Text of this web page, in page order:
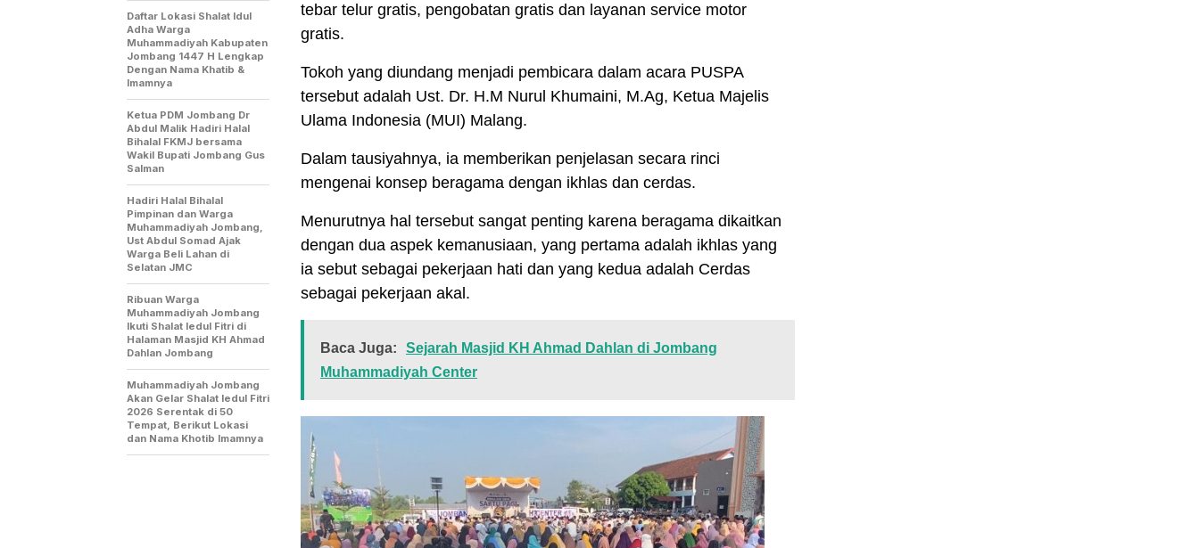
tebar telur gratis, pengobatan gratis dan layanan service motor
gratis.
Tokoh yang diundang menjadi pembicara dalam acara PUSPA
tersebut adalah Ust. Dr. H.M Nurul Khumaini, M.Ag, Ketua Majelis
Ulama Indonesia (MUI) Malang.
Dalam tausiyahnya, ia memberikan penjelasan secara rinci
mengenai konsep beragama dengan ikhlas dan cerdas.
Menurutnya hal tersebut sangat penting karena beragama dikaitkan
dengan dua aspek kemanusiaan, yang pertama adalah ikhlas yang
ia sebut sebagai pekerjaan hati dan yang kedua adalah Cerdas
sebagai pekerjaan akal.
Baca Juga:
Sejarah Masjid KH Ahmad Dahlan di Jombang
Muhammadiyah Center
Daftar Lokasi Shalat Idul
Adha Warga
Muhammadiyah Kabupaten
Jombang 1447 H Lengkap
Dengan Nama Khatib &
Imamnya
Ketua PDM Jombang Dr
Abdul Malik Hadiri Halal
Bihalal FKMJ bersama
Wakil Bupati Jombang Gus
Salman
Hadiri Halal Bihalal
Pimpinan dan Warga
Muhammadiyah Jombang,
Ust Abdul Somad Ajak
Warga Beli Lahan di
Selatan JMC
Ribuan Warga
Muhammadiyah Jombang
Ikuti Shalat Iedul Fitri di
Halaman Masjid KH Ahmad
Dahlan Jombang
Muhammadiyah Jombang
Akan Gelar Shalat Iedul Fitri
2026 Serentak di 50
Tempat, Berikut Lokasi
dan Nama Khotib Imamnya